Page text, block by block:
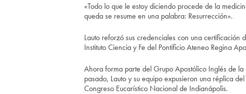
«Todo lo que le estoy diciendo procede de la
queda se resume en una palabra: Resurrección».
Lauto reforzó sus credenciales con una certificación
Instituto Ciencia y Fe del Pontificio Ateneo Regina
Ahora forma parte del Grupo Apostólico Inglés de
pasado, Lauto y su equipo expusieron una réplica
Congreso Eucarístico Nacional de Indianápolis.